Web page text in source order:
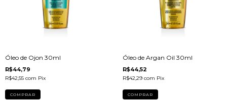
Óleo de Ojon 30ml
R$44,79
R$42,55 com Pix
Óleo de Argan Oil 30ml
R$44,52
R$42,29 com Pix